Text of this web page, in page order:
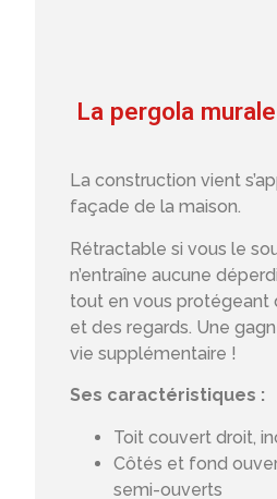
La pergola
La construction vient
façade de la maison.
Rétractable si vous le
n’entraîne aucune
tout en vous protégeant
et des regards. Une
vie supplémentaire !
Ses caractéristiques :
Toit couvert droit,
Côtés et fond
semi-ouverts